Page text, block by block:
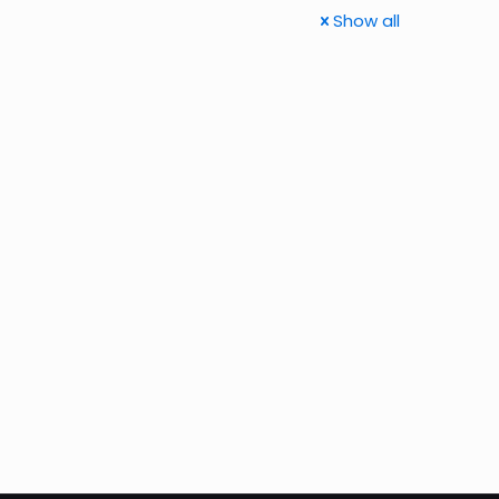
Show all